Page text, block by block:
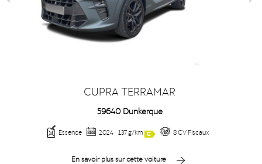
CUPRA TERRAMAR
59640 Dunkerque
Essence 2024 137 g/km 8 CV Fiscaux
En savoir plus sur cette voiture